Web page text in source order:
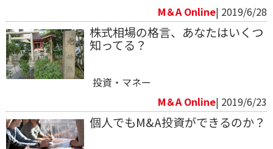
M＆A Online| 2019/6/28
株式相場の格言、あなたはいくつ
知ってる？
投資・マネー
M＆A Online| 2019/6/23
個人でもM&A投資ができるのか？